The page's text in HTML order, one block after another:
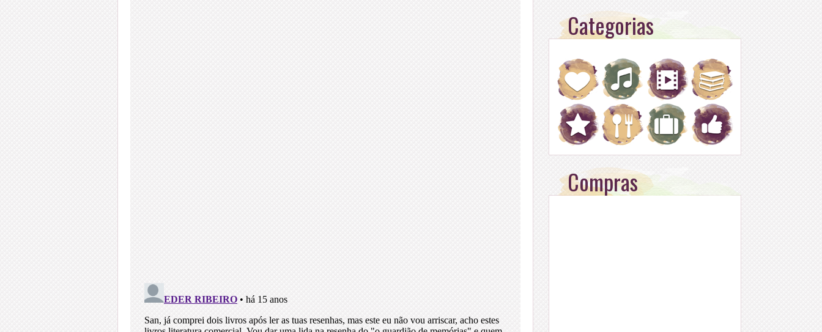
Categorias
Compras